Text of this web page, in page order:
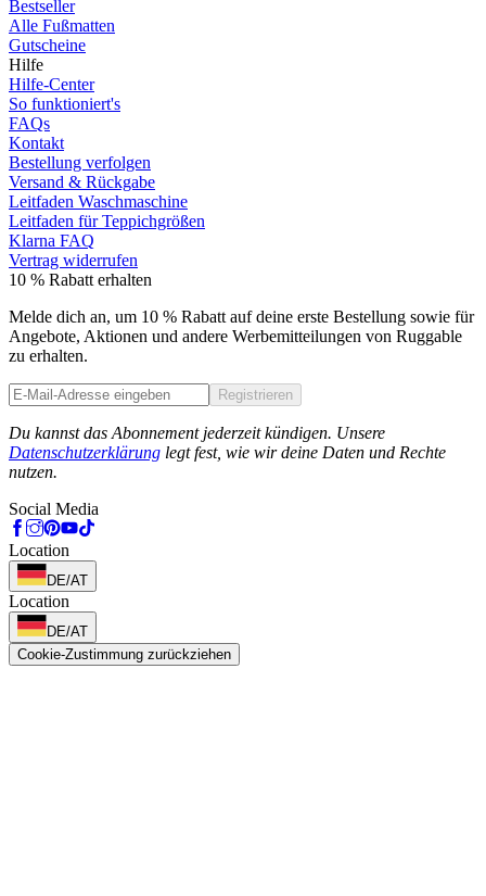
Bestseller
Alle Fußmatten
Gutscheine
Hilfe
Hilfe-Center
So funktioniert's
FAQs
Kontakt
Bestellung verfolgen
Versand & Rückgabe
Leitfaden Waschmaschine
Leitfaden für Teppichgrößen
Klarna FAQ
Vertrag widerrufen
10 % Rabatt erhalten
Melde dich an, um 10 % Rabatt auf deine erste Bestellung sowie für
Angebote, Aktionen und andere Werbemitteilungen von Ruggable
zu erhalten.
Registrieren
Du kannst das Abonnement jederzeit kündigen. Unsere
Datenschutzerklärung legt fest, wie wir deine Daten und Rechte
nutzen.
Social Media
Location
DE/AT
Location
DE/AT
Cookie-Zustimmung zurückziehen